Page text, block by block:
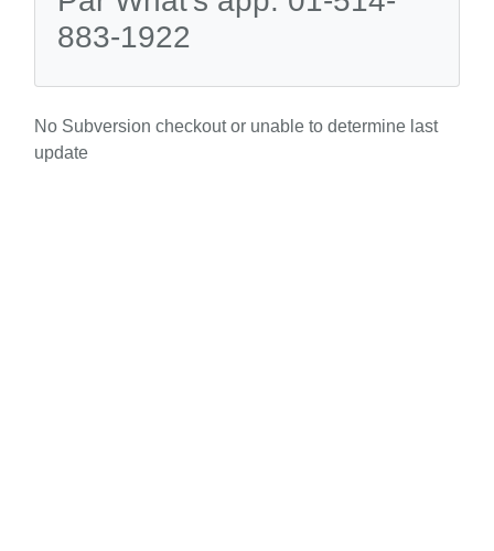
883-1922
No Subversion checkout or unable to determine last
update